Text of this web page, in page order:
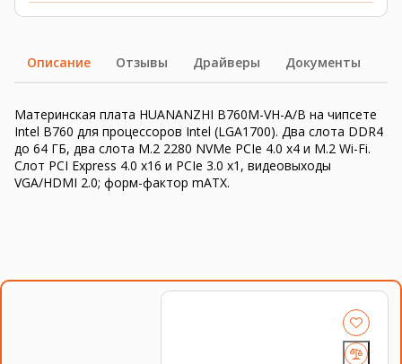
Описание Отзывы Драйверы Документы
Материнская плата HUANANZHI B760M-VH-A/B на чипсете
Intel B760 для процессоров Intel (LGA1700). Два слота DDR4
до 64 ГБ, два слота M.2 2280 NVMe PCIe 4.0 x4 и M.2 Wi-Fi.
Слот PCI Express 4.0 x16 и PCIe 3.0 x1, видеовыходы
VGA/HDMI 2.0; форм-фактор mATX.